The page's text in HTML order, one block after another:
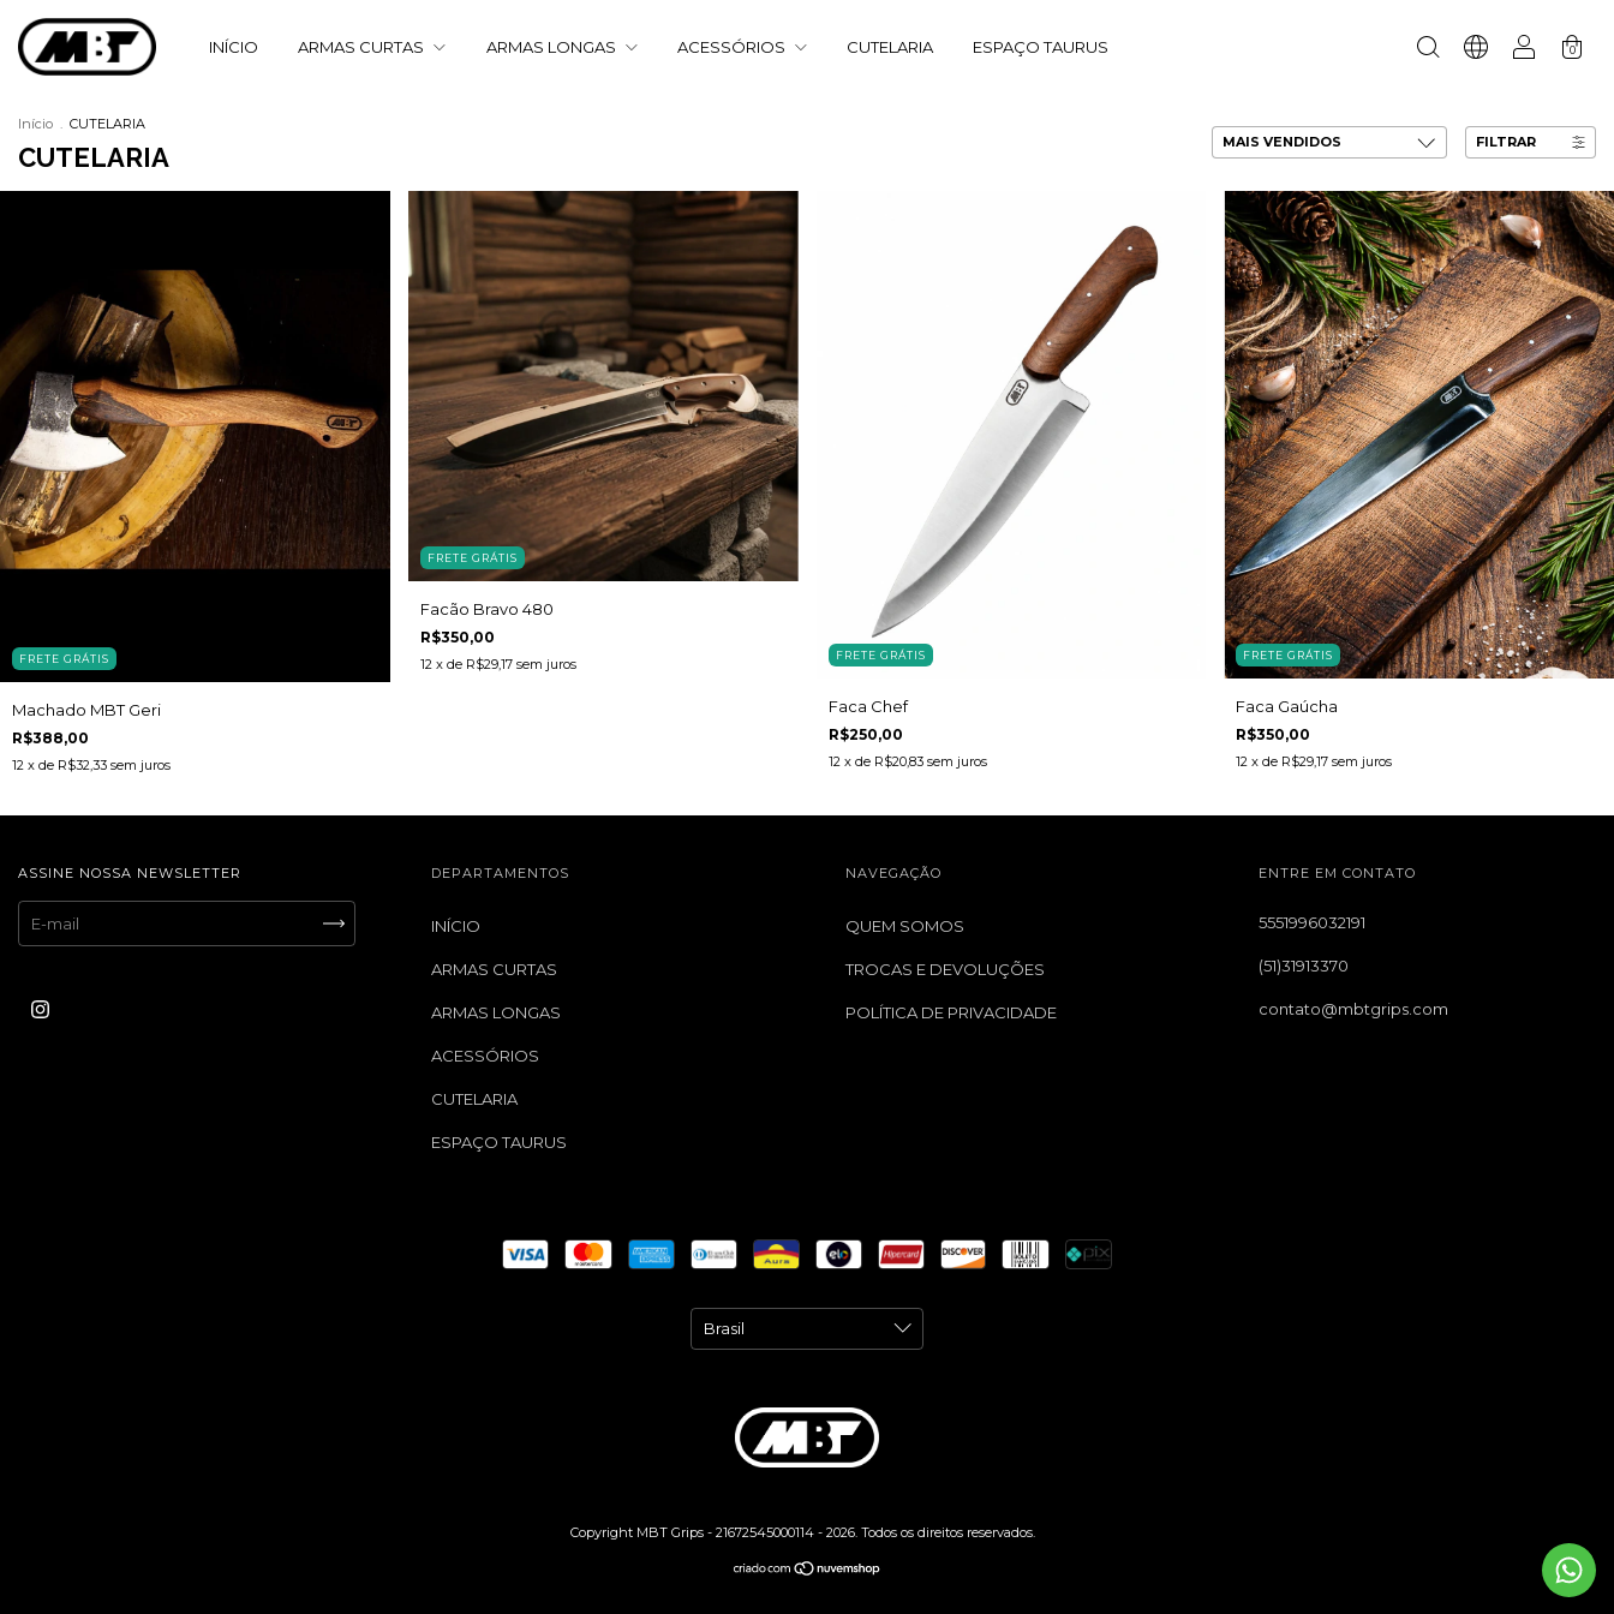
INÍCIO ARMAS CURTAS ARMAS LONGAS ACESSÓRIOS CUTELARIA ESPAÇO TAURUS 0
Início . CUTELARIA
CUTELARIA FILTRAR
FRETE GRÁTIS
Machado MBT Geri
R$388,00
12 x de R$32,33 sem juros
FRETE GRÁTIS
Facão Bravo 480
R$350,00
12 x de R$29,17 sem juros
FRETE GRÁTIS
Faca Chef
R$250,00
12 x de R$20,83 sem juros
FRETE GRÁTIS
Faca Gaúcha
R$350,00
12 x de R$29,17 sem juros
ASSINE NOSSA NEWSLETTER DEPARTAMENTOS
INÍCIO
ARMAS CURTAS
ARMAS LONGAS
ACESSÓRIOS
CUTELARIA
ESPAÇO TAURUS
NAVEGAÇÃO
QUEM SOMOS
TROCAS E DEVOLUÇÕES
POLÍTICA DE PRIVACIDADE
ENTRE EM CONTATO
5551996032191
(51)31913370
contato@mbtgrips.com
Copyright MBT Grips - 21672545000114 - 2026. Todos os direitos reservados.